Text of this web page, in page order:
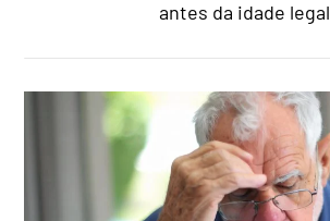
antes da idade legal